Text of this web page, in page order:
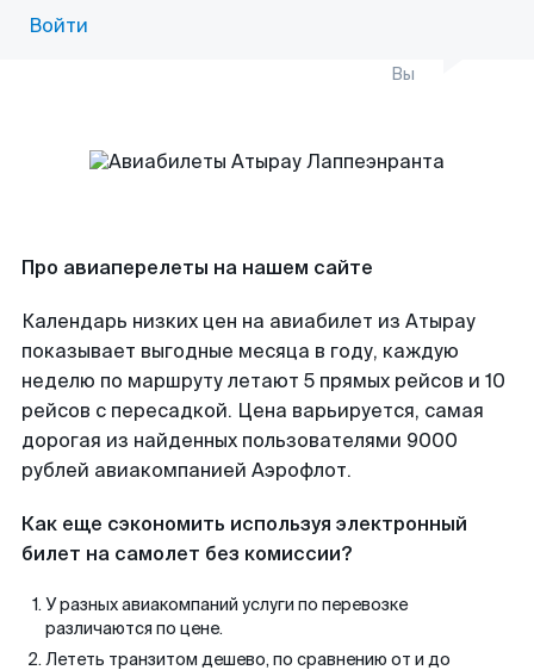
Войти
Вы
Про авиаперелеты на нашем сайте
Календарь низких цен на авиабилет из Атырау
показывает выгодные месяца в году, каждую
неделю по маршруту летают 5 прямых рейсов и 10
рейсов с пересадкой. Цена варьируется, самая
дорогая из найденных пользователями 9000
рублей авиакомпанией Аэрофлот.
Как еще сэкономить используя электронный
билет на самолет без комиссии?
У разных авиакомпаний услуги по перевозке
различаются по цене.
Лететь транзитом дешево, по сравнению от и до